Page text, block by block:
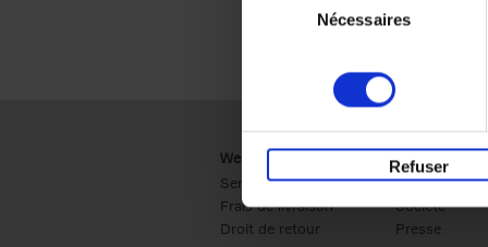
Nécessaires
Refuser
Webshop
Service clients
Frais de livraison
Droit de retour
Business
Ventes
Société
Presse